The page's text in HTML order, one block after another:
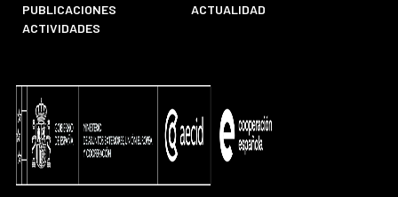
PUBLICACIONES
ACTUALIDAD
ACTIVIDADES